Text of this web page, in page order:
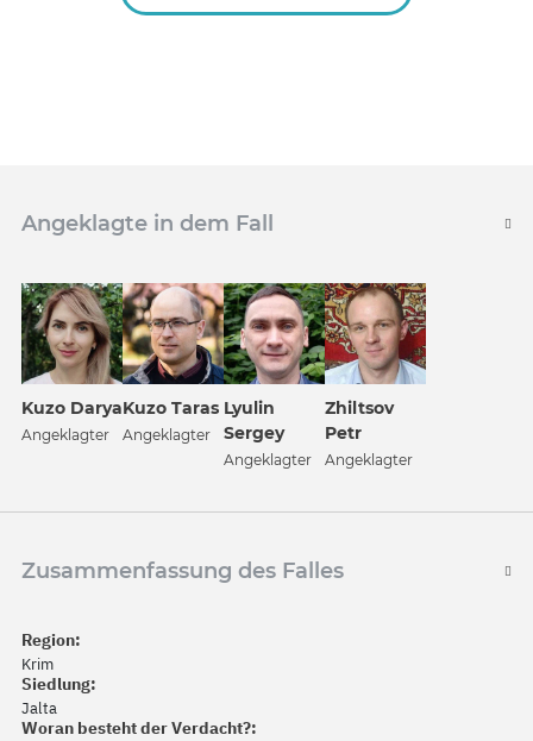
Angeklagte in dem Fall
Kuzo Darya
Angeklagter
Kuzo Taras
Angeklagter
Lyulin
Sergey
Angeklagter
Zhiltsov
Petr
Angeklagter
Zusammenfassung des Falles
Region:
Krim
Siedlung:
Jalta
Woran besteht der Verdacht?: